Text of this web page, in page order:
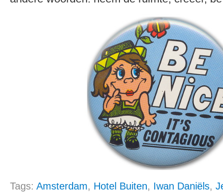
Tags: Amsterdam, Hotel Buiten, Iwan Daniëls,